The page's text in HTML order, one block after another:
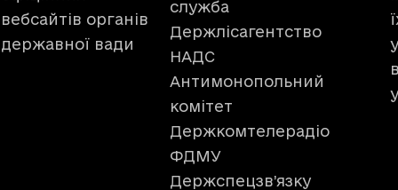
вебсайтів органів
державної вади
служба
Держлісагентство
НАДС
Антимонопольний
комітет
Держкомтелерадіо
ФДМУ
Держспецзв’язку